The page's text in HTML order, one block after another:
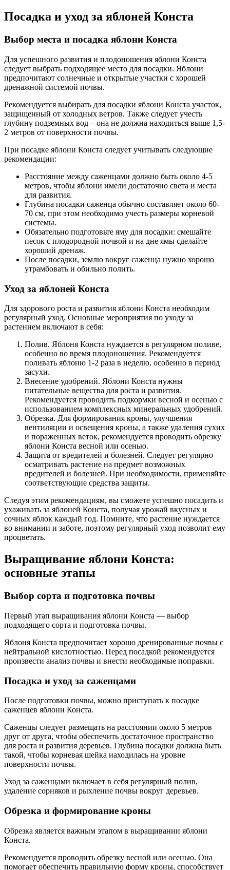
Посадка и уход за яблоней Конста
Выбор места и посадка яблони Конста
Для успешного развития и плодоношения яблони Конста
следует выбрать подходящее место для посадки. Яблони
предпочитают солнечные и открытые участки с хорошей
дренажной системой почвы.
Рекомендуется выбирать для посадки яблони Конста участок,
защищенный от холодных ветров. Также следует учесть
глубину подземных вод – она не должна находиться выше 1,5-
2 метров от поверхности почвы.
При посадке яблони Конста следует учитывать следующие
рекомендации:
Расстояние между саженцами должно быть около 4-5
метров, чтобы яблони имели достаточно света и места
для развития.
Глубина посадки саженца обычно составляет около 60-
70 см, при этом необходимо учесть размеры корневой
системы.
Обязательно подготовьте яму для посадки: смешайте
песок с плодородной почвой и на дне ямы сделайте
хороший дренаж.
После посадки, землю вокруг саженца нужно хорошо
утрамбовать и обильно полить.
Уход за яблоней Конста
Для здорового роста и развития яблони Конста необходим
регулярный уход. Основные мероприятия по уходу за
растением включают в себя:
Полив. Яблоня Конста нуждается в регулярном поливе,
особенно во время плодоношения. Рекомендуется
поливать яблоню 1-2 раза в неделю, особенно в период
засухи.
Внесение удобрений. Яблони Конста нужны
питательные вещества для роста и развития.
Рекомендуется проводить подкормки весной и осенью с
использованием комплексных минеральных удобрений.
Обрезка. Для формирования кроны, улучшения
вентиляции и освещения кроны, а также удаления сухих
и пораженных веток, рекомендуется проводить обрезку
яблони Конста весной или осенью.
Защита от вредителей и болезней. Следует регулярно
осматривать растение на предмет возможных
вредителей и болезней. При необходимости, применяйте
соответствующие средства защиты.
Следуя этим рекомендациям, вы сможете успешно посадить и
ухаживать за яблоней Конста, получая урожай вкусных и
сочных яблок каждый год. Помните, что растение нуждается
во внимании и заботе, поэтому регулярный уход позволит ему
процветать.
Выращивание яблони Конста:
основные этапы
Выбор сорта и подготовка почвы
Первый этап выращивания яблони Конста — выбор
подходящего сорта и подготовка почвы.
Яблоня Конста предпочитает хорошо дренированные почвы с
нейтральной кислотностью. Перед посадкой рекомендуется
произвести анализ почвы и внести необходимые поправки.
Посадка и уход за саженцами
После подготовки почвы, можно приступать к посадке
саженцев яблони Конста.
Саженцы следует размещать на расстоянии около 5 метров
друг от друга, чтобы обеспечить достаточное пространство
для роста и развития деревьев. Глубина посадки должна быть
такой, чтобы корневая шейка находилась на уровне
поверхности почвы.
Уход за саженцами включает в себя регулярный полив,
удаление сорняков и рыхление почвы вокруг деревьев.
Обрезка и формирование кроны
Обрезка является важным этапом в выращивании яблони
Конста.
Рекомендуется проводить обрезку весной или осенью. Она
помогает обеспечить правильную форму кроны, способствует